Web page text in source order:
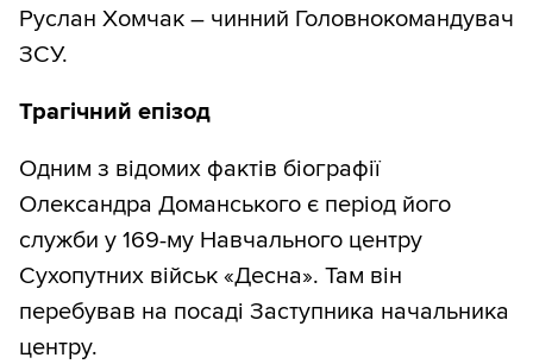
Руслан Хомчак – чинний Головнокомандувач
ЗСУ.
Трагічний епізод
Одним з відомих фактів біографії
Олександра Доманського є період його
служби у 169-му Навчального центру
Сухопутних військ «Десна». Там він
перебував на посаді Заступника начальника
центру.